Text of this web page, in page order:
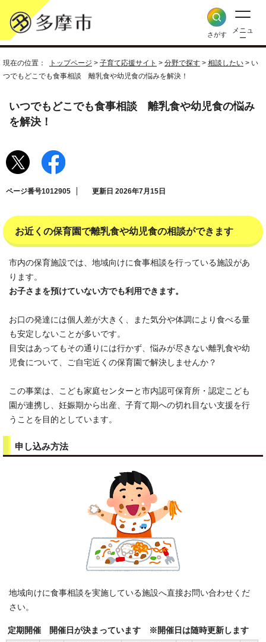
さがす
メニュ
ー
現在の位置： トップページ > 子育て応援サイト > 分野で探す > 相談したい > い
つでもどこでも食事相談 離乳食や幼児食の悩みを解決！
いつでもどこでも食事相談 離乳食や幼児食の悩み
を解決！
ページ番号1012905 更新日 2026年7月15日
お近くの保育園で離乳食や幼児食の相談ができます
市内の保育施設では、地域向けに食事相談を行っている施設があ
ります。
お子さまを預けていない方でも利用できます。
お口の発達には個人差が大きく、また気分や体調により食べる量
も安定しないことが多いです。
目安はあってもその通りには行かず、悩みが尽きない離乳食や幼
児食について、ご自宅近くの保育園で解決しませんか？
この事業は、こども家庭センターと市内認可保育所・認定こども
園が連携し、妊娠期から出産、子育て期への切れ目ない支援を行
うことを目的としています。
申し込み方法
地域向けに食事相談を実施している施設へ直接お問い合わせくだ
さい。
定期開催 開催日が決まっています ※開催日は随時更新します